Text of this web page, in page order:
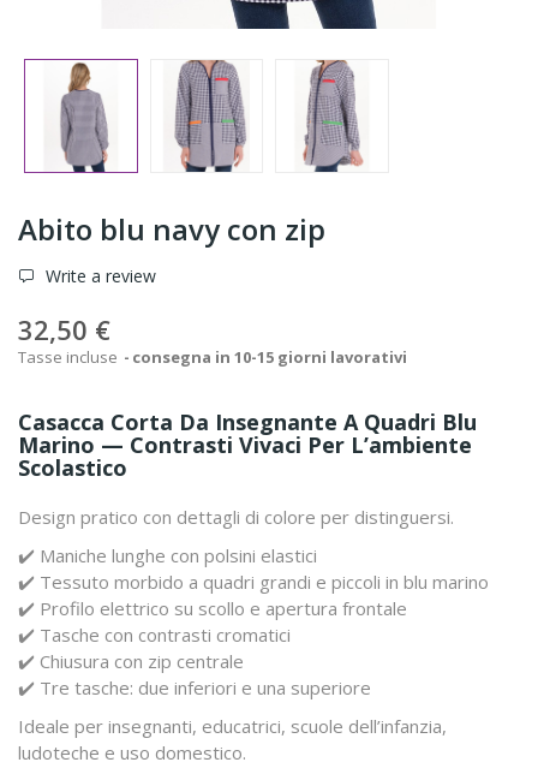
Abito blu navy con zip
Write a review
32,50 €
Tasse incluse consegna in 10-15 giorni lavorativi
Casacca Corta Da Insegnante A Quadri Blu
Marino — Contrasti Vivaci Per L’ambiente
Scolastico
Design pratico con dettagli di colore per distinguersi.
✔️ Maniche lunghe con polsini elastici
✔️ Tessuto morbido a quadri grandi e piccoli in blu marino
✔️ Profilo elettrico su scollo e apertura frontale
✔️ Tasche con contrasti cromatici
✔️ Chiusura con zip centrale
✔️ Tre tasche: due inferiori e una superiore
Ideale per insegnanti, educatrici, scuole dell’infanzia,
ludoteche e uso domestico.